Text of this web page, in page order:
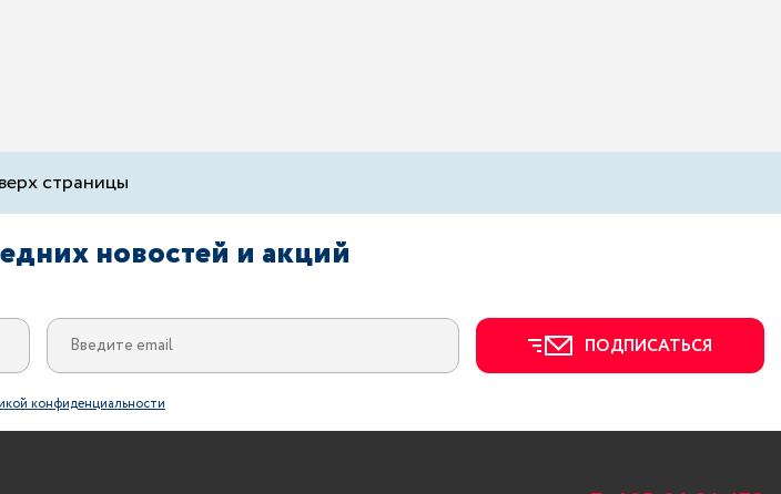
страницы
новостей и акций
ПОДПИСАТЬСЯ
конфиденциальности